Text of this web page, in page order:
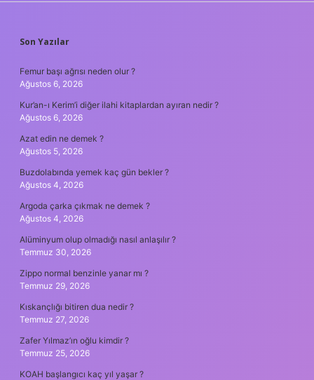
SIDEBAR
Son Yazılar
Femur başı ağrısı neden olur ?
Ağustos 6, 2026
Kur’an-ı Kerim’i diğer ilahi kitaplardan ayıran nedir ?
Ağustos 6, 2026
Azat edin ne demek ?
Ağustos 5, 2026
Buzdolabında yemek kaç gün bekler ?
Ağustos 4, 2026
Argoda çarka çıkmak ne demek ?
Ağustos 4, 2026
Alüminyum olup olmadığı nasıl anlaşılır ?
Temmuz 30, 2026
Zippo normal benzinle yanar mı ?
Temmuz 29, 2026
Kıskançlığı bitiren dua nedir ?
Temmuz 27, 2026
Zafer Yılmaz’ın oğlu kimdir ?
Temmuz 25, 2026
KOAH başlangıcı kaç yıl yaşar ?